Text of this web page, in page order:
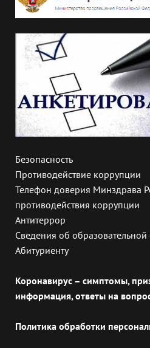
Безопасность
Противодействие коррупции
Телефон доверия Минздрава
противодействия коррупции
Антитеррор
Сведения об
Абитуриенту
Коронавирус – симптомы,
информация, ответы на
Политика обработки